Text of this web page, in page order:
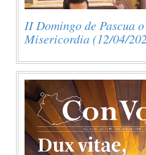
II Domingo de Pascua
Misericordia (12/04/